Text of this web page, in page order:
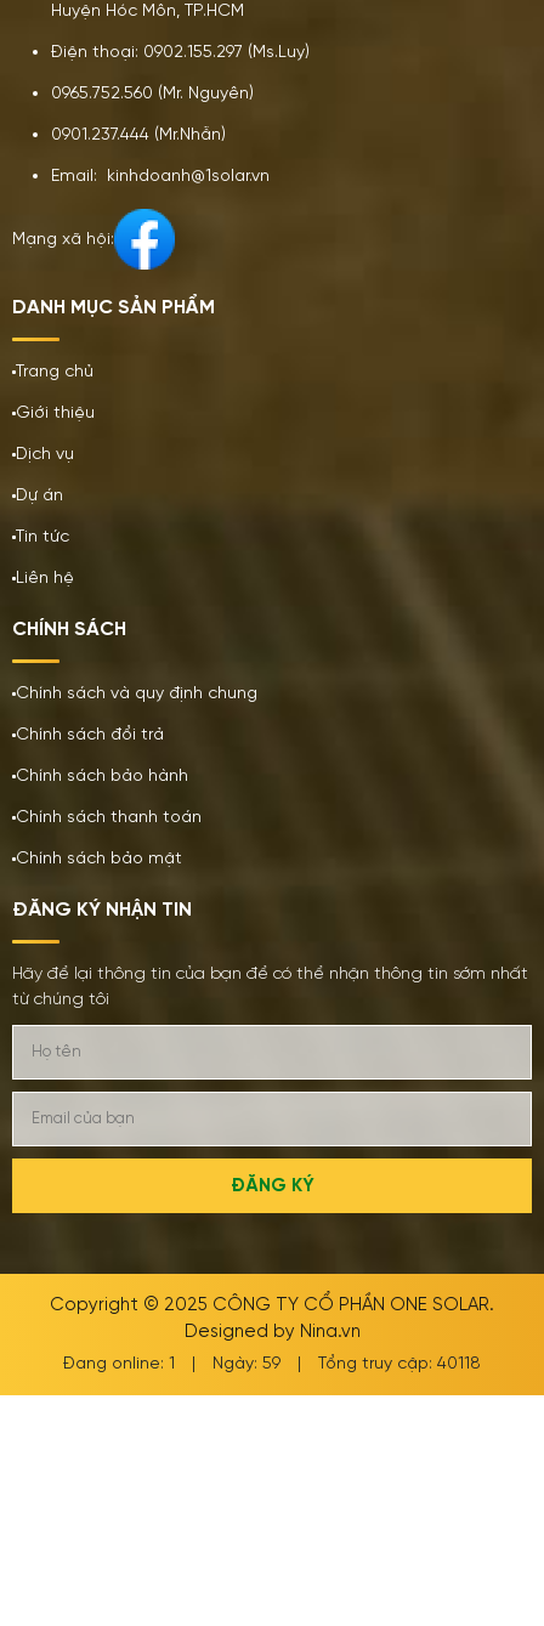
Huyện Hóc Môn, TP.HCM
Điện thoại: 0902.155.297 (Ms.Luy)
0965.752.560 (Mr. Nguyên)
0901.237.444 (Mr.Nhẫn)
Email: kinhdoanh@1solar.vn
Mạng xã hội:
DANH MỤC SẢN PHẨM
Trang chủ
Giới thiệu
Dịch vụ
Dự án
Tin tức
Liên hệ
CHÍNH SÁCH
Chính sách và quy định chung
Chính sách đổi trả
Chính sách bảo hành
Chính sách thanh toán
Chính sách bảo mật
ĐĂNG KÝ NHẬN TIN
Hãy để lại thông tin của bạn để có thể nhận thông tin sớm nhất
từ chúng tôi
ĐĂNG KÝ
Copyright © 2025 CÔNG TY CỔ PHẦN ONE SOLAR.
Designed by Nina.vn
Đang online: 1 Ngày: 59 Tổng truy cập: 40118